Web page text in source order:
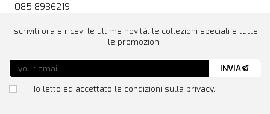
085 8936219
Iscriviti ora e ricevi le ultime novità, le collezioni speciali e tutte
le promozioni.
Ho letto ed accettato le condizioni sulla privacy.
INVIA